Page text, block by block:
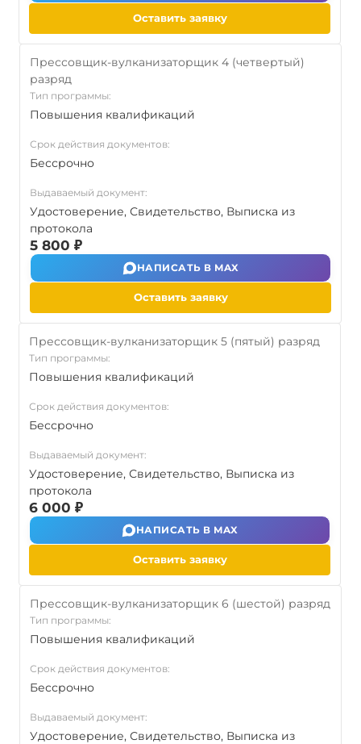
Оставить заявку
Прессовщик-вулканизаторщик 4 (четвертый)
разряд
Тип программы:
Повышения квалификаций
Срок действия документов:
Бессрочно
Выдаваемый документ:
Удостоверение, Свидетельство, Выписка из
протокола
5 800 ₽
НАПИСАТЬ В MAX
Оставить заявку
Прессовщик-вулканизаторщик 5 (пятый) разряд
Тип программы:
Повышения квалификаций
Срок действия документов:
Бессрочно
Выдаваемый документ:
Удостоверение, Свидетельство, Выписка из
протокола
6 000 ₽
НАПИСАТЬ В MAX
Оставить заявку
Прессовщик-вулканизаторщик 6 (шестой) разряд
Тип программы:
Повышения квалификаций
Срок действия документов:
Бессрочно
Выдаваемый документ:
Удостоверение, Свидетельство, Выписка из